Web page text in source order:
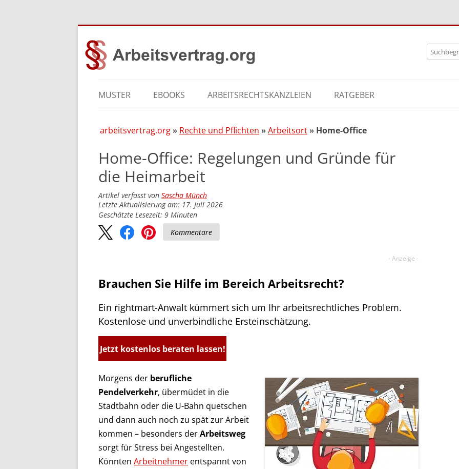
Search
for:
Zum
Inhalt
MUSTER EBOOKS ARBEITSRECHTSKANZLEIEN RATGEBER
arbeitsvertrag.org Rechte und Pflichten Arbeitsort Home-Office
Home-Office: Regelungen und Gründe für
die Heimarbeit
Artikel verfasst von Sascha Münch
Letzte Aktualisierung am: 17. Juli 2026
Geschätzte Lesezeit: 9 Minuten
Kommentare
Brauchen Sie Hilfe im Bereich Arbeitsrecht?
Ein rightmart-Anwalt kümmert sich um Ihr arbeitsrechtliches Problem.
Kostenlose und unverbindliche Ersteinschätzung.
Jetzt kostenlos beraten lassen!
Morgens der berufliche
Pendelverkehr, übermüdet in die
Stadtbahn oder die U-Bahn quetschen
und dann auch noch zu spät zur Arbeit
kommen – besonders derArbeitsweg
sorgt für Stress bei Angestellten.
Könnten Arbeitnehmer entspannt von